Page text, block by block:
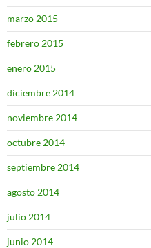
marzo 2015
febrero 2015
enero 2015
diciembre 2014
noviembre 2014
octubre 2014
septiembre 2014
agosto 2014
julio 2014
junio 2014